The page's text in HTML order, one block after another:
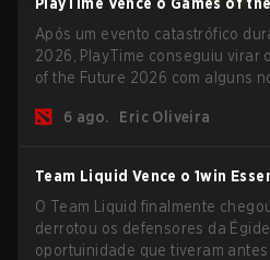
Após um evento catastrófico
2026, PlayTime conseguiu virar
of the Future 2026 com alguns
da nova temporada.
6 ago. Eric Oliveira
Team Liquid Vence o 1win
O Team Liquid finalmente
derrotou os defensores da
oportuinidade que tiveram